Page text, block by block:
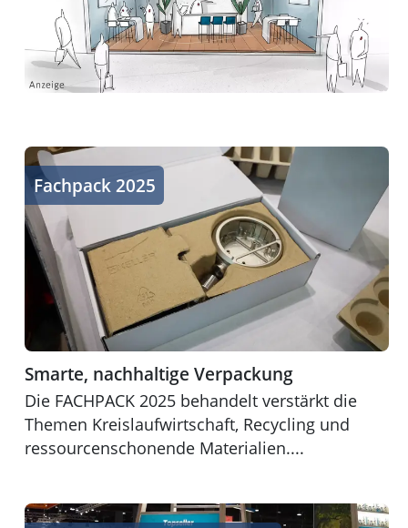
Smarte, nachhaltige Verpackung
Fachpack 2025
Smarte, nachhaltige Verpackung
Die FACHPACK 2025 behandelt verstärkt die
Themen Kreislaufwirtschaft, Recycling und
ressourcenschonende Materialien....
Bücher, die man nicht mehr loslässt -